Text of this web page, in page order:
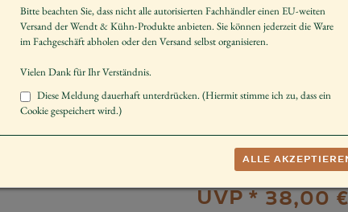
Artikelnummer
Größe der Figur / Spieldose
Körperhaltung
Sammeln
Schenken
UVP *38,00 €
Bitte beachten Sie, dass nicht alle autorisierten Fachhändler einen EU-weiten
Versand der Wendt & Kühn-Produkte anbieten. Sie können jederzeit die Ware
im Fachgeschäft abholen oder den Versand selbst organisieren.
Vielen Dank für Ihr Verständnis.
Diese Meldung dauerhaft unterdrücken. (Hiermit stimme ich zu, dass ein
Cookie gespeichert wird.)
ALLE